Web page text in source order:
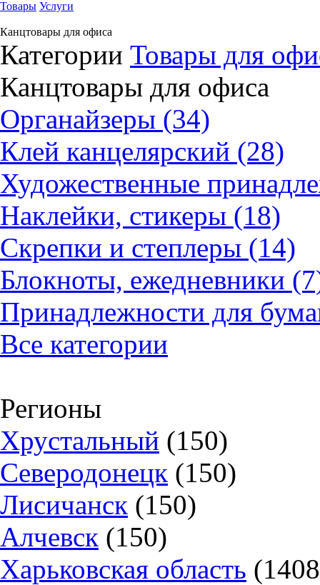
Товары Услуги
Канцтовары для офиса
Категории Товары для
Канцтовары для офиса
Органайзеры (34)
Клей канцелярский (28)
Художественные
Наклейки, стикеры (18)
Скрепки и степлеры (14)
Блокноты, ежедневники
Принадлежности для
Все категории
Регионы
Хрустальный (150)
Северодонецк (150)
Лисичанск (150)
Алчевск (150)
Харьковская область